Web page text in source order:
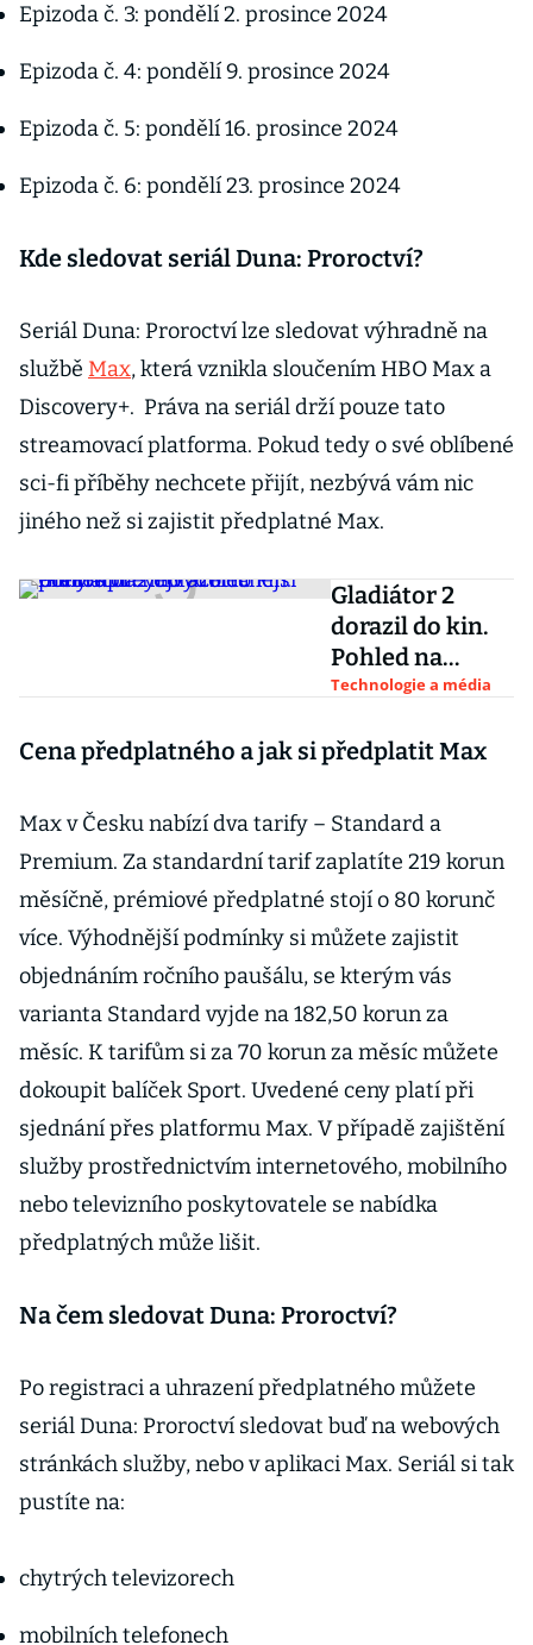
Epizoda č. 3: pondělí 2. prosince 2024
Epizoda č. 4: pondělí 9. prosince 2024
Epizoda č. 5: pondělí 16. prosince 2024
Epizoda č. 6: pondělí 23. prosince 2024
Kde sledovat seriál Duna: Proroctví?
Seriál Duna: Proroctví lze sledovat výhradně na
službě Max, která vznikla sloučením HBO Max a
Discovery+. Práva na seriál drží pouze tato
streamovací platforma. Pokud tedy o své oblíbené
sci-fi příběhy nechcete přijít, nezbývá vám nic
jiného než si zajistit předplatné Max.
Gladiátor 2
dorazil do kin.
Pohled na
nejvýdělečnější
Scotta překvapí
Technologie a média
Cena předplatného a jak si předplatit Max
Max v Česku nabízí dva tarify – Standard a
Premium. Za standardní tarif zaplatíte 219 korun
měsíčně, prémiové předplatné stojí o 80 korunč
více. Výhodnější podmínky si můžete zajistit
objednáním ročního paušálu, se kterým vás
varianta Standard vyjde na 182,50 korun za
měsíc. K tarifům si za 70 korun za měsíc můžete
dokoupit balíček Sport. Uvedené ceny platí při
sjednání přes platformu Max. V případě zajištění
služby prostřednictvím internetového, mobilního
nebo televizního poskytovatele se nabídka
předplatných může lišit.
Na čem sledovat Duna: Proroctví?
Po registraci a uhrazení předplatného můžete
seriál Duna: Proroctví sledovat buď na webových
stránkách služby, nebo v aplikaci Max. Seriál si tak
pustíte na:
chytrých televizorech
mobilních telefonech